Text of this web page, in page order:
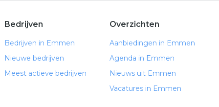
Bedrijven
Bedrijven in Emmen
Nieuwe bedrijven
Meest actieve bedrijven
Overzichten
Aanbiedingen in Emmen
Agenda in Emmen
Nieuws uit Emmen
Vacatures in Emmen